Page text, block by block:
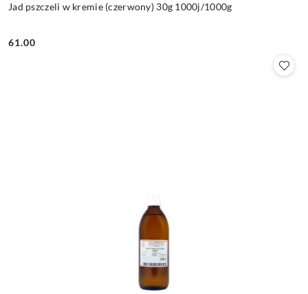
Jad pszczeli w kremie (czerwony) 30g 1000j/1000g
Cena:
61.00